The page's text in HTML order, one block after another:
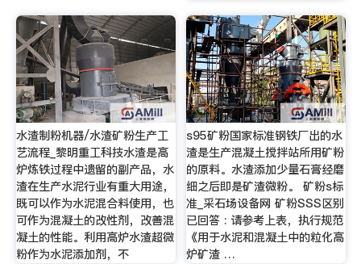
水渣制粉机器/水渣矿粉生产工
艺流程_黎明重工科技水渣是高
炉炼铁过程中遗留的副产品，水
渣在生产水泥行业有重大用途，
既可以作为水泥混合料使用，也
可作为混凝土的改性剂，改善混
凝土的性能。利用高炉水渣超微
粉作为水泥添加剂，不
s95矿粉国家标准钢铁厂出的水
渣是生产混凝土搅拌站所用矿粉
的原料。水渣添加少量石膏经磨
细之后即是矿渣微粉。 矿粉s标
准_采石场设备网 矿粉SSS区别
已回答 : 请参考上表，执行规范
《用于水泥和混凝土中的粒化高
炉矿渣 …